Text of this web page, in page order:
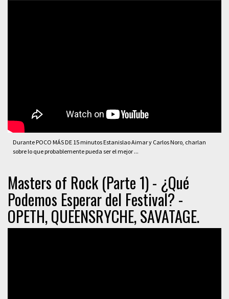
Durante POCO MÁS DE 15 minutos Estanislao Aimar y Carlos Noro, charlan
sobre lo que probablemente pueda ser el mejor ...
Masters of Rock (Parte 1) - ¿Qué
Podemos Esperar del Festival? -
OPETH, QUEENSRYCHE, SAVATAGE.